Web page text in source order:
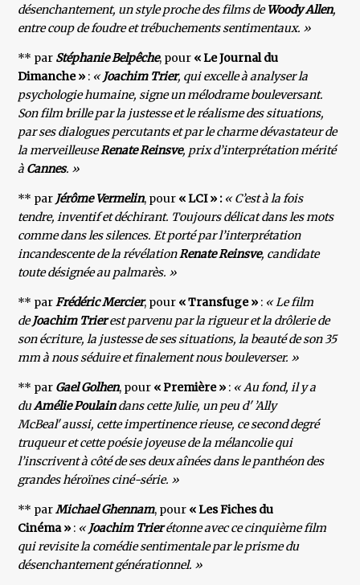
désenchantement, un style proche des films deWoody Allen,
entre coup de foudre et trébuchementssentimentaux. »
** par Stéphanie Belpêche, pour « Le Journal du
Dimanche » : «Joachim Trier, qui excelle à analyser la
psychologie humaine, signe un mélodrame bouleversant.
Son film brille par la justesse et le réalisme des situations,
par ses dialogues percutants et par le charme dévastateur de
la merveilleuseRenate Reinsve, prix d’interprétation mérité
à Cannes. »
** par Jérôme Vermelin, pour « LCI » : « C’est à la fois
tendre, inventif et déchirant. Toujours délicat dans les mots
comme dans les silences. Et porté par l’interprétation
incandescente de la révélationRenate Reinsve, candidate
toute désignée au palmarès. »
** parFrédéric Mercier, pour « Transfuge » : « Le film
deJoachim Trierest parvenu par la rigueur et la drôlerie de
son écriture, la justesse de ses situations, la beauté de son 35
mm à nous séduire et finalement nous bouleverser. »
** par Gael Golhen, pour « Première » : « Au fond, il y a
duAmélie Poulaindans cette Julie, un peu d' ’Ally
McBeal' aussi, cette impertinence rieuse, ce second degré
truqueur et cette poésie joyeuse de la mélancolie qui
l’inscrivent à côté de ses deux aînées dans le panthéon des
grandes héroïnes ciné-série. »
** parMichael Ghennam, pour « Les Fiches du
Cinéma » : «Joachim Trierétonne avec ce cinquième film
qui revisite la comédie sentimentale par le prisme du
désenchantement générationnel. »